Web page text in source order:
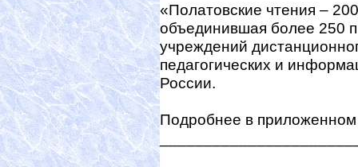
«Полатовские чтения –
объединившая более 250
учреждений
педагогических и
России.
Подробнее в